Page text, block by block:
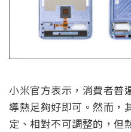
小米官方表示，消費者普
導熱足夠好即可。然而，
定、相對不可調整的，但